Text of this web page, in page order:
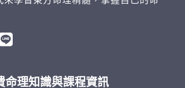
命理知識與課程資訊